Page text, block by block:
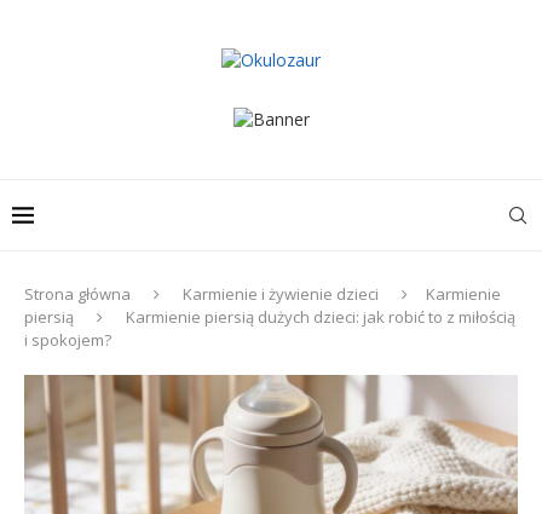
Strona główna Karmienie i żywienie dzieci
Karmienie
piersią
Karmienie piersią dużych dzieci: jak robić to z miłością
i spokojem?